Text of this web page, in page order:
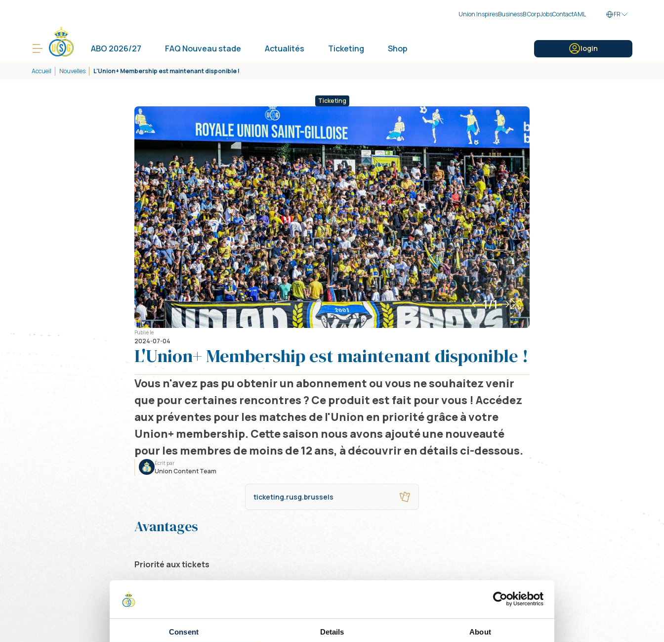
Consent Details About
Union InspiresBusinessB CorpJobsContactAML FR
ABO 2026/27 FAQ Nouveau stade Actualités Ticketing Shop login
Accueil Nouvelles L'Union+ Membership est maintenant disponible !
Ticketing
1/1
Publié le
2024-07-04
L'Union+ Membership est maintenant disponible !
Vous n'avez pas pu obtenir un abonnement ou vous ne souhaitez venir
que pour certaines rencontres ? Ce produit est fait pour vous ! Accédez
aux préventes pour les matches de l'Union en priorité grâce à votre
Union+ membership. Cette saison nous avons ajouté une nouveauté
pour les membres de moins de 12 ans, à découvrir en détails ci-dessous.
Écrit par
Union Content Team
ticketing.rusg.brussels
Avantages
Priorité aux tickets
- de la Jupiler Pro League (première priorité)